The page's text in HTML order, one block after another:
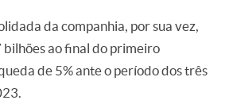
da companhia, por sua vez,
ao final do primeiro
de 5% ante o período dos três